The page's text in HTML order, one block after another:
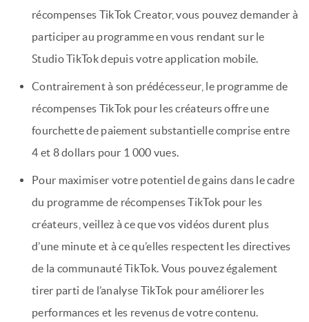
récompenses TikTok Creator, vous pouvez demander à
participer au programme en vous rendant sur le
Studio TikTok depuis votre application mobile.
Contrairement à son prédécesseur, le programme de
récompenses TikTok pour les créateurs offre une
fourchette de paiement substantielle comprise entre
4 et 8 dollars pour 1 000 vues.
Pour maximiser votre potentiel de gains dans le cadre
du programme de récompenses TikTok pour les
créateurs, veillez à ce que vos vidéos durent plus
d’une minute et à ce qu’elles respectent les directives
de la communauté TikTok. Vous pouvez également
tirer parti de l’analyse TikTok pour améliorer les
performances et les revenus de votre contenu.